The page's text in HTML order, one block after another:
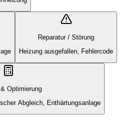
Reparatur / Störung
Heizung ausgefallen, Fehlercode
Optimierung
Abgleich, Enthärtungsanlage